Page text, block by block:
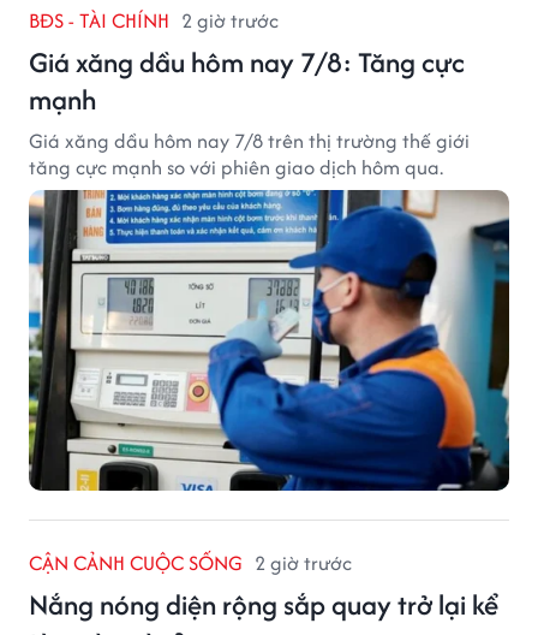
BĐS - TÀI CHÍNH 2 giờ trước
Giá xăng dầu hôm nay 7/8: Tăng cực
mạnh
Giá xăng dầu hôm nay 7/8 trên thị trường thế giới
tăng cực mạnh so với phiên giao dịch hôm qua.
CẬN CẢNH CUỘC SỐNG 2 giờ trước
Nắng nóng diện rộng sắp quay trở lại kể